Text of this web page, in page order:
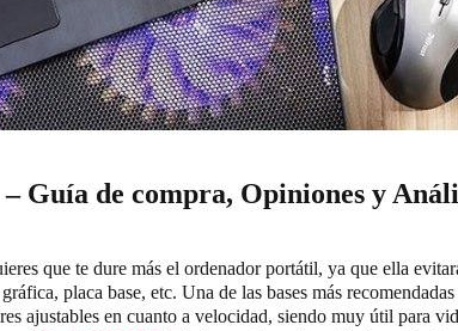
Guía de compra, Opiniones y
que te dure más el ordenador portátil, ya que ella
placa base, etc. Una de las bases más
ajustables en cuanto a velocidad, siendo muy útil para